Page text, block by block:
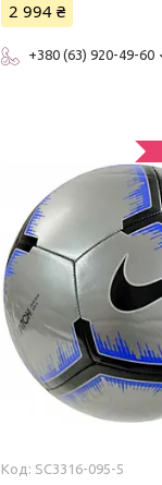
2 994 ₴
+380 (63) 920-49-60
SC3316-095-5